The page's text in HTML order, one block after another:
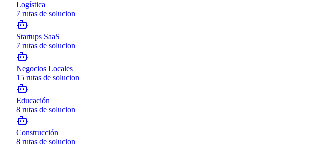
Logística
7 rutas de solucion
Startups SaaS
7 rutas de solucion
Negocios Locales
15 rutas de solucion
Educación
8 rutas de solucion
Construcción
8 rutas de solucion